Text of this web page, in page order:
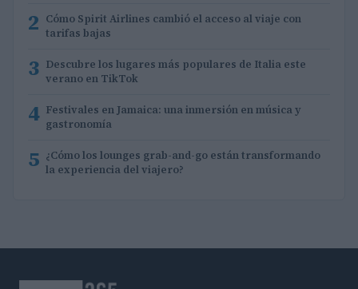
2 Cómo Spirit Airlines cambió el acceso al viaje con
tarifas bajas
3 Descubre los lugares más populares de Italia este
verano en TikTok
4 Festivales en Jamaica: una inmersión en música y
gastronomía
5 ¿Cómo los lounges grab-and-go están transformando
la experiencia del viajero?